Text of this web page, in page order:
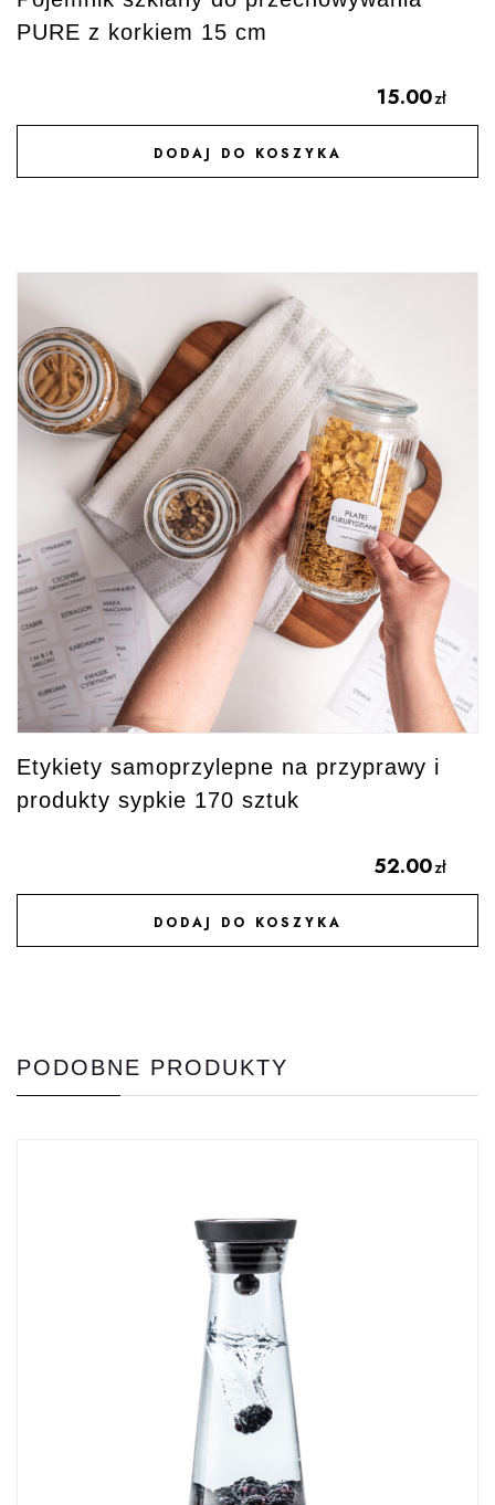
PURE z korkiem 15 cm
15.00zł
DODAJ DO KOSZYKA
DODAJ DO ULUBIONYCH
Etykiety samoprzylepne na przyprawy i
produkty sypkie 170 sztuk
52.00zł
DODAJ DO KOSZYKA
DODAJ DO ULUBIONYCH
PODOBNE PRODUKTY